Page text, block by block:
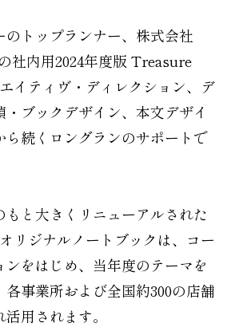
のトップランナー、株式会社
社内用2024年度版 Treasure
イティヴ・ディレクション、デ
ブックデザイン、本文デザイ
ら続くロングランのサポートで
と大きくリニューアルされた
リジナルノートブックは、コー
をはじめ、当年度のテーマを
事業所および全国約300の店舗
用されます。